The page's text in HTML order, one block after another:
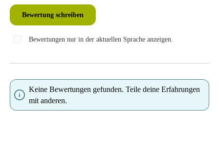
Bewertung schreiben
Bewertungen nur in der aktuellen Sprache anzeigen.
Keine Bewertungen gefunden. Teile deine Erfahrungen
mit anderen.